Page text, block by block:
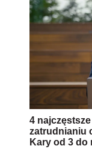
4
zatrudnianiu
Kary od 3 do